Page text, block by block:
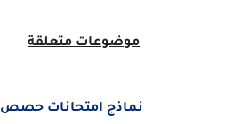
موضوعات متعلقة
نماذج امتحانات حصص